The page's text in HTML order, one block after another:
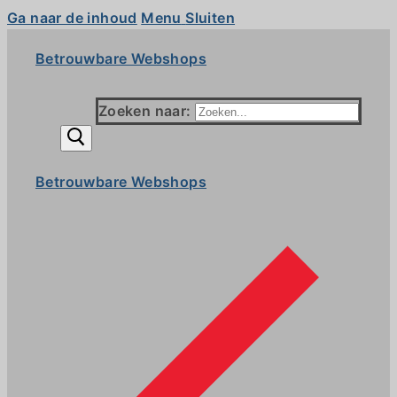
Ga naar de inhoud Menu Sluiten
Betrouwbare Webshops
Zoeken naar:
Betrouwbare Webshops